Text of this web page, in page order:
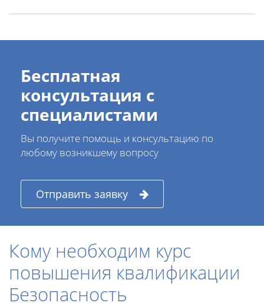
Бесплатная
консультация с
специалистами
Вы получите помощь и консультацию по
любому возникшему вопросу
Отправить заявку
Кому необходим курс
повышения квалификации
Безопасность